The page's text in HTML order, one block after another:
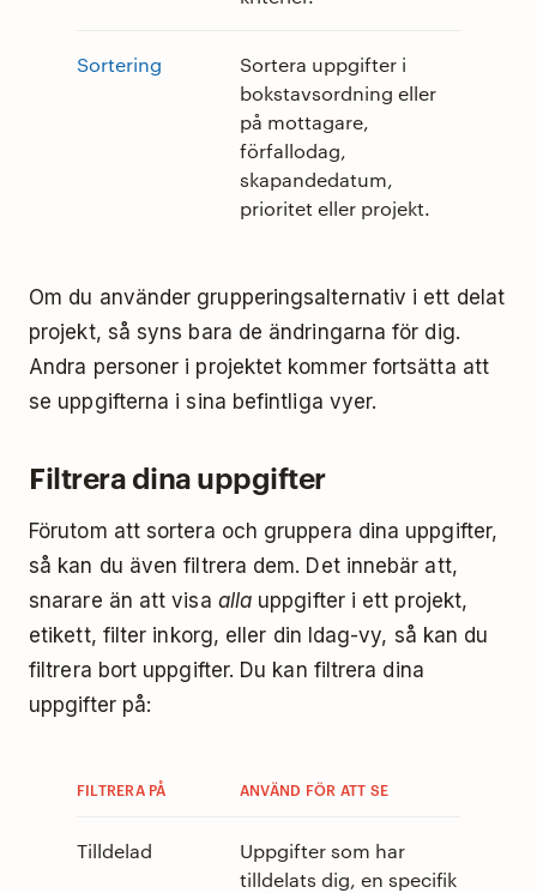
Sortering
Sortera uppgifter i
bokstavsordning eller
på mottagare,
förfallodag,
skapandedatum,
prioritet eller projekt.
Om du använder grupperingsalternativ i ett delat
projekt, så syns bara de ändringarna för dig.
Andra personer i projektet kommer fortsätta att
se uppgifterna i sina befintliga vyer.
Filtrera dina uppgifter
Förutom att sortera och gruppera dina uppgifter,
så kan du även filtrera dem. Det innebär att,
snarare än att visa alla uppgifter i ett projekt,
etikett, filter inkorg, eller din Idag-vy, så kan du
filtrera bort uppgifter. Du kan filtrera dina
uppgifter på:
FILTRERA PÅ ANVÄND FÖR ATT SE
Tilldelad
Uppgifter som har
tilldelats dig, en specifik